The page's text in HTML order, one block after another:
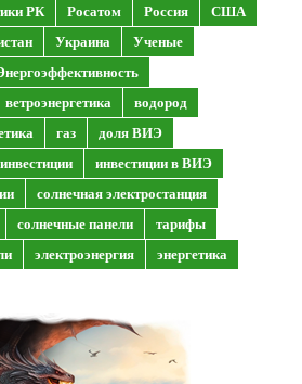
РК
Росатом Россия
США
Украина
Ученые
ветроэнергетика
водород
газ
доля ВИЭ
инвестиции
инвестиции в ВИЭ
солнечная электростанция
солнечные панели
тарифы
электроэнергия энергетика